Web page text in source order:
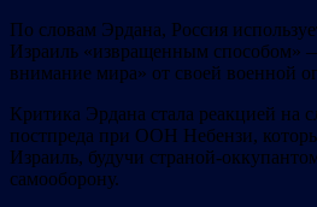
По словам Эрдана, Россия
Израиль «извращенным способом»
внимание мира» от своей военной
Критика Эрдана стала реакцией на
постпреда при ООН Небензи,
Израиль, будучи страной-
самооборону.